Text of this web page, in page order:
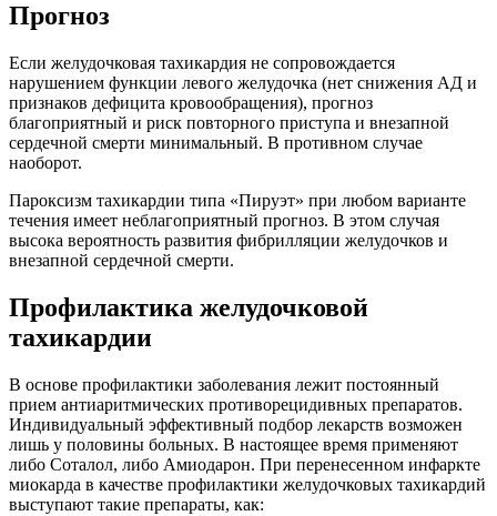
Прогноз
Если желудочковая тахикардия не сопровождается
нарушением функции левого желудочка (нет снижения АД и
признаков дефицита кровообращения), прогноз
благоприятный и риск повторного приступа и внезапной
сердечной смерти минимальный. В противном случае
наоборот.
Пароксизм тахикардии типа «Пируэт» при любом варианте
течения имеет неблагоприятный прогноз. В этом случая
высока вероятность развития фибрилляции желудочков и
внезапной сердечной смерти.
Профилактика желудочковой
тахикардии
В основе профилактики заболевания лежит постоянный
прием антиаритмических противорецидивных препаратов.
Индивидуальный эффективный подбор лекарств возможен
лишь у половины больных. В настоящее время применяют
либо Соталол, либо Амиодарон. При перенесенном инфаркте
миокарда в качестве профилактики желудочковых тахикардий
выступают такие препараты, как: